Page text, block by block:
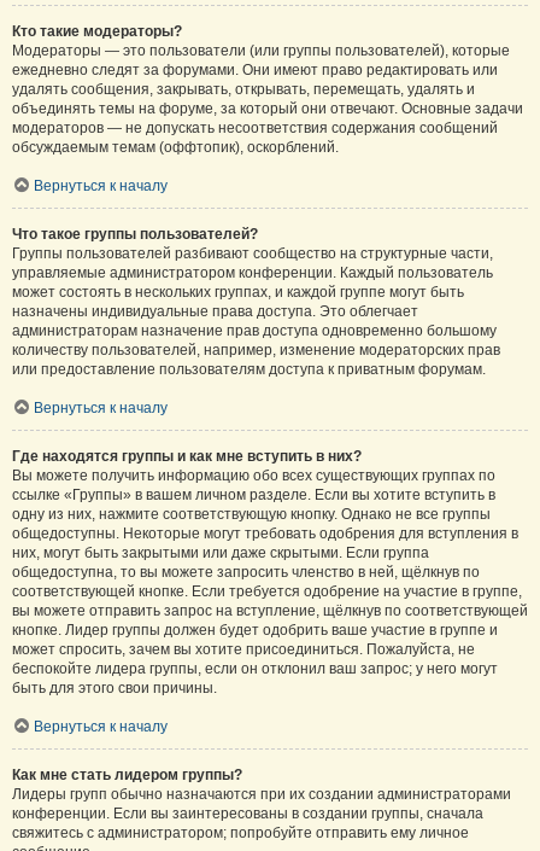
Кто такие модераторы?
Модераторы — это пользователи (или группы пользователей), которые
ежедневно следят за форумами. Они имеют право редактировать или
удалять сообщения, закрывать, открывать, перемещать, удалять и
объединять темы на форуме, за который они отвечают. Основные задачи
модераторов — не допускать несоответствия содержания сообщений
обсуждаемым темам (оффтопик), оскорблений.
Вернуться к началу
Что такое группы пользователей?
Группы пользователей разбивают сообщество на структурные части,
управляемые администратором конференции. Каждый пользователь
может состоять в нескольких группах, и каждой группе могут быть
назначены индивидуальные права доступа. Это облегчает
администраторам назначение прав доступа одновременно большому
количеству пользователей, например, изменение модераторских прав
или предоставление пользователям доступа к приватным форумам.
Вернуться к началу
Где находятся группы и как мне вступить в них?
Вы можете получить информацию обо всех существующих группах по
ссылке «Группы» в вашем личном разделе. Если вы хотите вступить в
одну из них, нажмите соответствующую кнопку. Однако не все группы
общедоступны. Некоторые могут требовать одобрения для вступления в
них, могут быть закрытыми или даже скрытыми. Если группа
общедоступна, то вы можете запросить членство в ней, щёлкнув по
соответствующей кнопке. Если требуется одобрение на участие в группе,
вы можете отправить запрос на вступление, щёлкнув по соответствующей
кнопке. Лидер группы должен будет одобрить ваше участие в группе и
может спросить, зачем вы хотите присоединиться. Пожалуйста, не
беспокойте лидера группы, если он отклонил ваш запрос; у него могут
быть для этого свои причины.
Вернуться к началу
Как мне стать лидером группы?
Лидеры групп обычно назначаются при их создании администраторами
конференции. Если вы заинтересованы в создании группы, сначала
свяжитесь с администратором; попробуйте отправить ему личное